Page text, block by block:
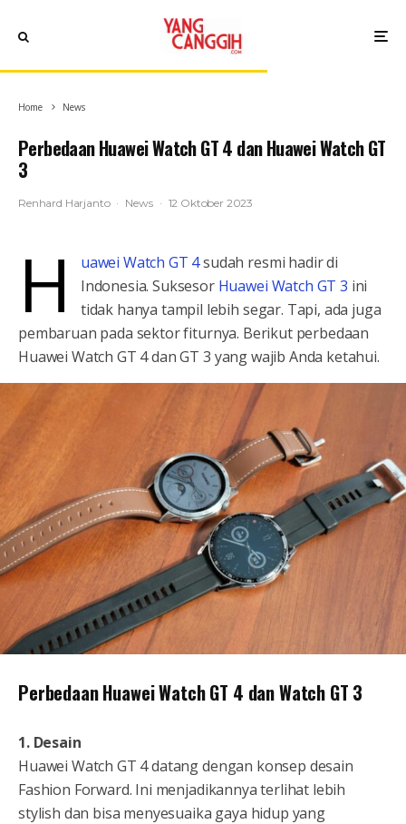
Home News
Perbedaan Huawei Watch GT 4 dan Huawei Watch GT
3
Renhard Harjanto · News · 12 Oktober 2023
H uawei Watch GT 4sudah resmi hadir di
Indonesia. Suksesor Huawei Watch GT 3 ini
tidak hanya tampil lebih segar. Tapi, ada juga
pembaruan pada sektor fiturnya. Berikut perbedaan
Huawei Watch GT 4 dan GT 3 yang wajib Anda ketahui.
Perbedaan Huawei Watch GT 4 dan Watch GT 3
1. Desain
Huawei Watch GT 4 datang dengan konsep desain
Fashion Forward. Ini menjadikannya terlihat lebih
stylish dan bisa menyesuaika gaya hidup yang